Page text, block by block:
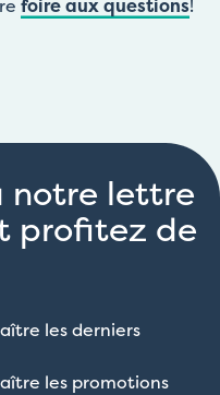
foire aux questions!
notre lettre
profitez de
les derniers
les promotions